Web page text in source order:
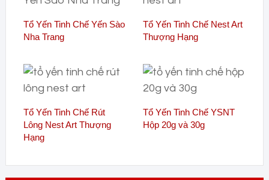
Tổ Yến Tinh Chế Yến Sào
Nha Trang
Tổ Yến Tinh Chế Nest Art
Thượng Hạng
Tổ Yến Tinh Chế Rút
Lông Nest Art Thượng
Hạng
Tổ Yến Tinh Chế YSNT
Hộp 20g và 30g